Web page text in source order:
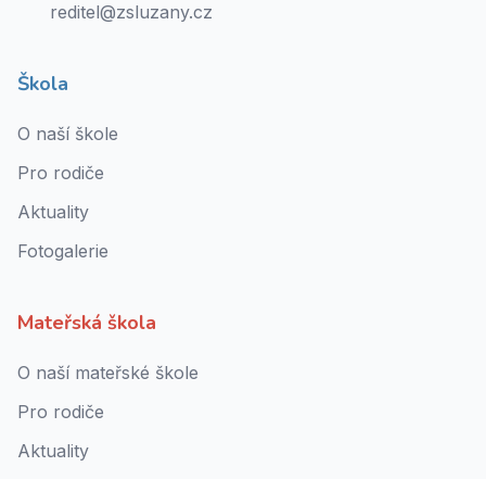
reditel@zsluzany.cz
Škola
O naší škole
Pro rodiče
Aktuality
Fotogalerie
Mateřská škola
O naší mateřské škole
Pro rodiče
Aktuality